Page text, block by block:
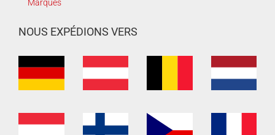
Marques
NOUS EXPÉDIONS VERS